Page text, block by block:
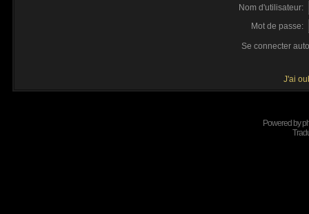
Nom d'utilisateur:
Mot de passe:
Se connecter
J'ai
Powered by